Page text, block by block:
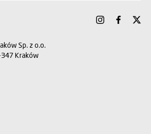
Sp. z o.o.
347 Kraków